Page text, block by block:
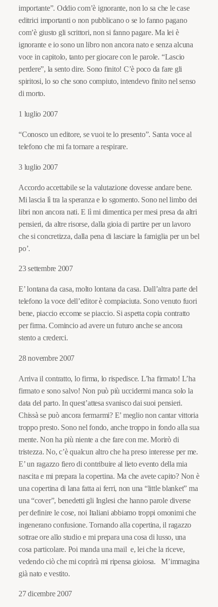
importante”. Oddio com’è ignorante, non lo sa che le case
editrici importanti o non pubblicano o se lo fanno pagano
com’è giusto gli scrittori, non si fanno pagare. Ma lei è
ignorante e io sono un libro non ancora nato e senza alcuna
voce in capitolo, tanto per giocare con le parole. “Lascio
perdere”, la sento dire. Sono finito! C’è poco da fare gli
spiritosi, lo so che sono compiuto, intendevo finito nel senso
di morto.
1 luglio 2007
“Conosco un editore, se vuoi te lo presento”. Santa voce al
telefono che mi fa tornare a respirare.
3 luglio 2007
Accordo accettabile se la valutazione dovesse andare bene.
Mi lascia lì tra la speranza e lo sgomento. Sono nel limbo dei
libri non ancora nati. E lì mi dimentica per mesi presa da altri
pensieri, da altre risorse, dalla gioia di partire per un lavoro
che si concretizza, dalla pena di lasciare la famiglia per un bel
po’.
23 settembre 2007
E’ lontana da casa, molto lontana da casa. Dall’altra parte del
telefono la voce dell’editor è compiaciuta. Sono venuto fuori
bene, piaccio eccome se piaccio. Si aspetta copia contratto
per firma. Comincio ad avere un futuro anche se ancora
stento a crederci.
28 novembre 2007
Arriva il contratto, lo firma, lo rispedisce. L’ha firmato! L’ha
firmato e sono salvo! Non può più uccidermi manca solo la
data del parto. In quest’attesa svanisco dai suoi pensieri.
Chissà se può ancora fermarmi? E’ meglio non cantar vittoria
troppo presto. Sono nel fondo, anche troppo in fondo alla sua
mente. Non ha più niente a che fare con me. Morirò di
tristezza. No, c’è qualcun altro che ha preso interesse per me.
E’ un ragazzo fiero di contribuire al lieto evento della mia
nascita e mi prepara la copertina. Ma che avete capito? Non è
una copertina di lana fatta ai ferri, non una “little blanket” ma
una “cover”, benedetti gli Inglesi che hanno parole diverse
per definire le cose, noi Italiani abbiamo troppi omonimi che
ingenerano confusione. Tornando alla copertina, il ragazzo
sottrae ore allo studio e mi prepara una cosa di lusso, una
cosa particolare. Poi manda una mail e, lei che la riceve,
vedendo ciò che mi coprirà mi ripensa gioiosa. M’immagina
già nato e vestito.
27 dicembre 2007